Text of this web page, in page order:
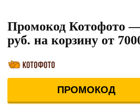
Промокод Котофото
руб. на корзину от
ПРОМОКОД